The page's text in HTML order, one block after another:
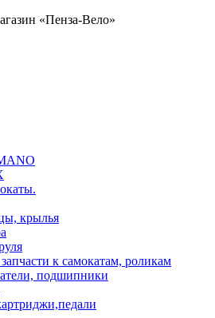
«Пенза-Вело»
крылья
к самокатам, роликам
подшипники